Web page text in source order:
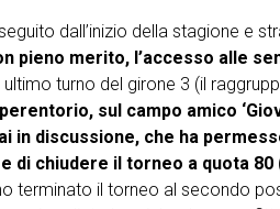
dall’inizio della stagione e
pieno merito, l’accesso alle
ultimo turno del girone 3 (il
sul campo amico
in discussione, che ha
di chiudere il torneo a quota 80
terminato il torneo al secondo